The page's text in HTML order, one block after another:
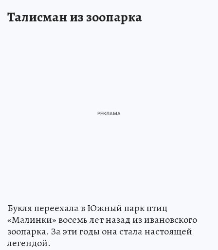
Талисман из зоопарка
Букля переехала в Южный парк птиц
«Малинки» восемь лет назад из ивановского
зоопарка. За эти годы она стала настоящей
легендой.